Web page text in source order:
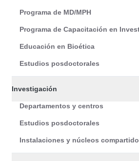
Programa de MD/MPH
Programa de Capacitación en
Educación en Bioética
Estudios posdoctorales
Investigación
Departamentos y centros
Estudios posdoctorales
Instalaciones y núcleos